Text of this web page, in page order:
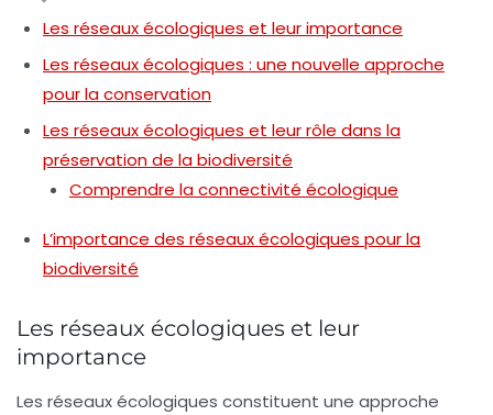
Les réseaux écologiques et leur importance
Les réseaux écologiques : une nouvelle approche
pour la conservation
Les réseaux écologiques et leur rôle dans la
préservation de la biodiversité
Comprendre la connectivité écologique
L’importance des réseaux écologiques pour la
biodiversité
Les réseaux écologiques et leur
importance
Les réseaux écologiques constituent une approche